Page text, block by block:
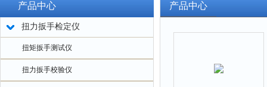
产品中心
扭力扳手检定仪
扭矩扳手测试仪
扭力扳手校验仪
产品中心